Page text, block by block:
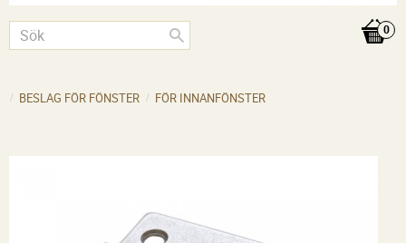
BESLAG FÖR FÖNSTER FÖR INNANFÖNSTER